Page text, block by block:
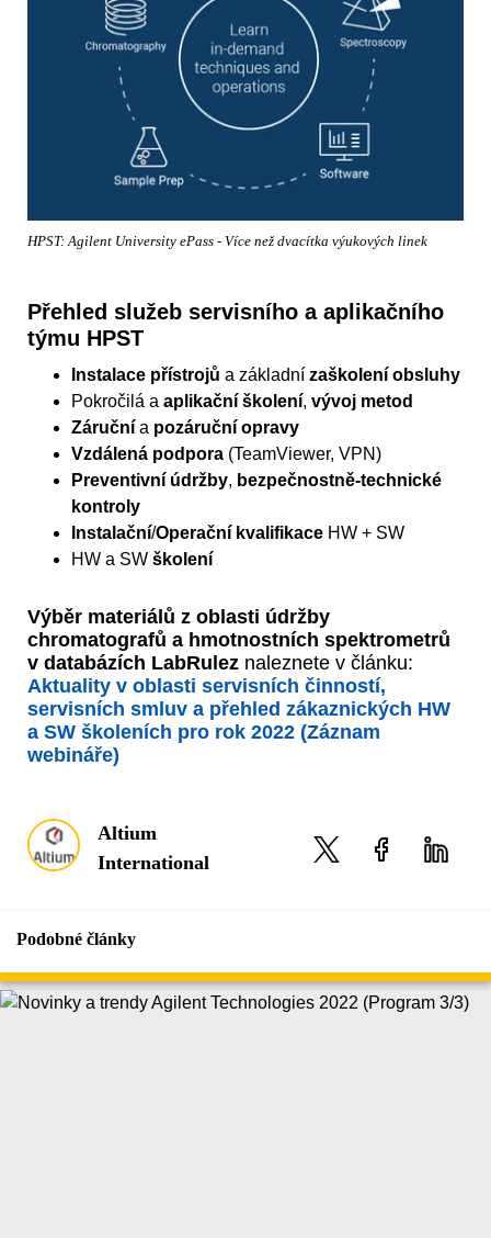
HPST: Agilent University ePass - Více než dvacítka výukových linek
Přehled služeb servisního a aplikačního
týmu HPST
Instalace přístrojů a základní zaškolení obsluhy
Pokročilá a aplikační školení, vývoj metod
Záruční a pozáruční opravy
Vzdálená podpora (TeamViewer, VPN)
Preventivní údržby, bezpečnostně-technické
kontroly
Instalační/Operační kvalifikace HW + SW
HW a SW školení
Výběr materiálů z oblasti údržby
chromatografů a hmotnostních spektrometrů
v databázích LabRulez naleznete v článku:
Aktuality v oblasti servisních činností,
servisních smluv a přehled zákaznických HW
a SW školeních pro rok 2022 (Záznam
webináře)
Altium
International
Podobné články